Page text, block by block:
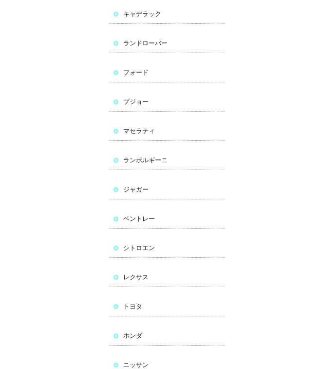
キャデラック
ランドローバー
フォード
プジョー
マセラティ
ランボルギーニ
ジャガー
ベントレー
シトロエン
レクサス
トヨタ
ホンダ
ニッサン